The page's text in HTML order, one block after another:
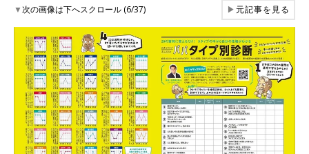
▼次の画像は下へスクロール (6/37) ▶元記事を見る